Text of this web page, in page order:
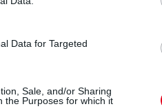
Data for Targeted
Sale, and/or Sharing
the Purposes for which it
– dicsérte a